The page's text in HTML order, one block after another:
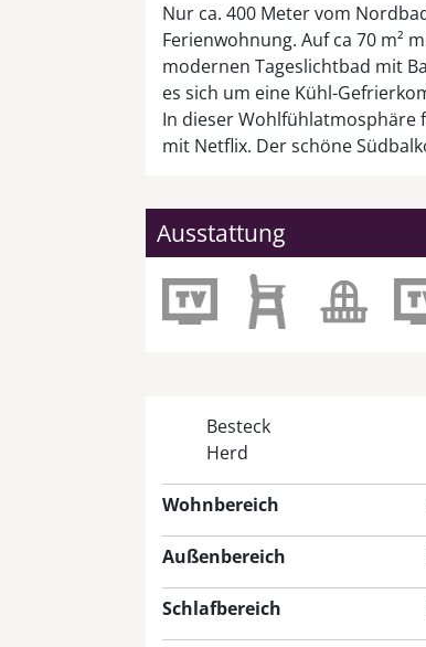
Nur ca. 400 Meter vom
Ferienwohnung. Auf ca 70 m²
modernen Tageslichtbad mit
es sich um eine Kühl-
In dieser Wohlfühlatmosphäre
mit Netflix. Der schöne
Ausstattung
Besteck
Herd
Wohnbereich
Außenbereich
Schlafbereich